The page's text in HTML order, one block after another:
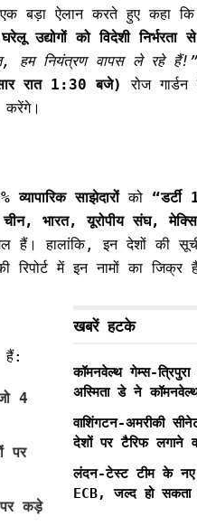
बड़ा ऐलान करते हुए कहा कि
उद्योगों को विदेशी
हम नियंत्रण वापस ले रहे हैं!”
रात 1:30 बजे) रोज गार्डन
करेंगे।
साझेदारोंको “डर्टी
चीन, भारत, यूरोपीय संघ,
हैं। हालांकि, इन देशों की
में इन नामों का जिक्र
खबरें हटके
कॉमनवेल्थ गेम्स-
अस्मिता डे ने
वाशिंगटन-अमरीकी
देशों पर टैरिफ लगाने
लंदन-टेस्ट टीम के
ECB, जल्द हो सकता
हैं:
4
पर
पर कड़े